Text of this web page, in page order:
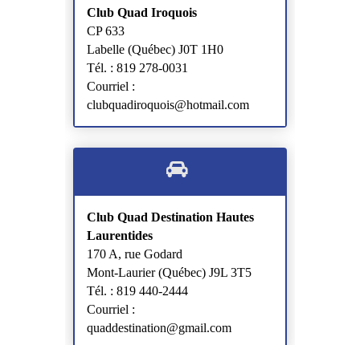
Club Quad Iroquois
CP 633
Labelle (Québec) J0T 1H0
Tél. : 819 278-0031
Courriel :
clubquadiroquois@hotmail.com
Club Quad Destination Hautes
Laurentides
170 A, rue Godard
Mont-Laurier (Québec) J9L 3T5
Tél. : 819 440-2444
Courriel :
quaddestination@gmail.com